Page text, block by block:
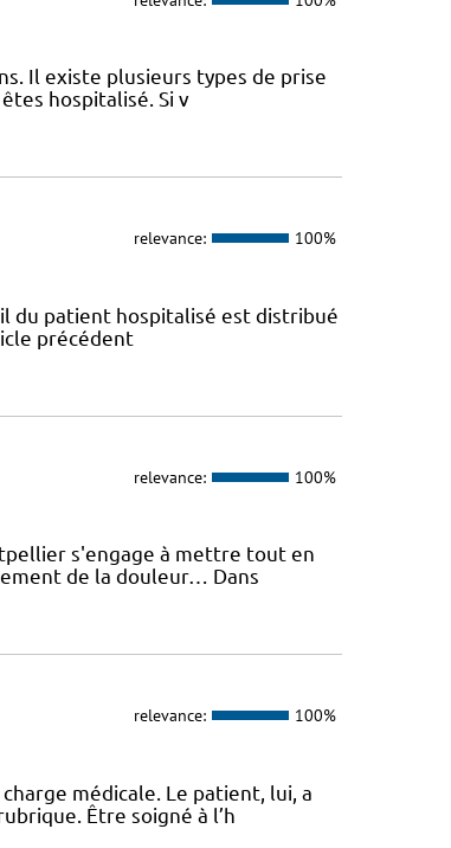
Il existe plusieurs types de prise
hospitalisé. Si v
relevance: 100%
du patient hospitalisé est distribué
précédent
relevance: 100%
s'engage à mettre tout en
de la douleur… Dans
relevance: 100%
médicale. Le patient, lui, a
Être soigné à l’h